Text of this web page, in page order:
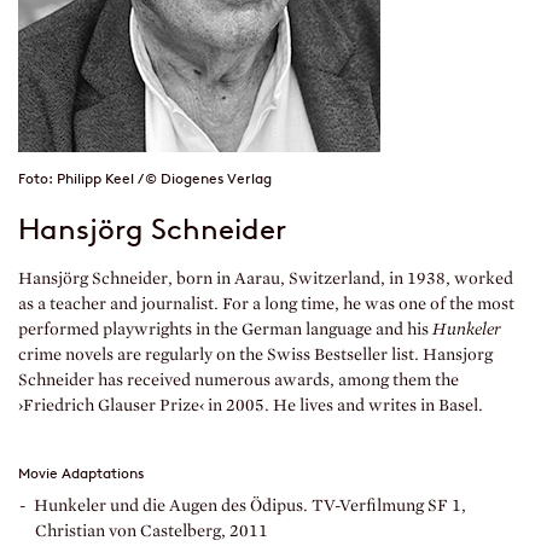
Foto: Philipp Keel / © Diogenes Verlag
Hansjörg Schneider
Hansjörg Schneider, born in Aarau, Switzerland, in 1938, worked
as a teacher and journalist. For a long time, he was one of the most
performed playwrights in the German language and hisHunkeler
crime novels are regularly on the Swiss Bestseller list. Hansjorg
Schneider has received numerous awards, among them the
›Friedrich Glauser Prize‹ in 2005. He lives and writes in Basel.
Movie Adaptations
Hunkeler und die Augen des Ödipus. TV-Verfilmung SF 1,
Christian von Castelberg, 2011